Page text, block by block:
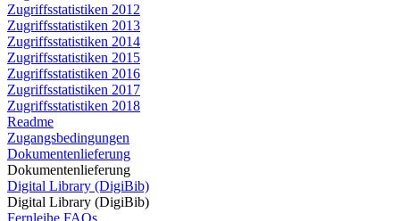
Zugriffsstatistiken 2012
Zugriffsstatistiken 2013
Zugriffsstatistiken 2014
Zugriffsstatistiken 2015
Zugriffsstatistiken 2016
Zugriffsstatistiken 2017
Zugriffsstatistiken 2018
Readme
Zugangsbedingungen
Dokumentenlieferung
Dokumentenlieferung
Digital Library (DigiBib)
Digital Library (DigiBib)
Fernleihe FAQs